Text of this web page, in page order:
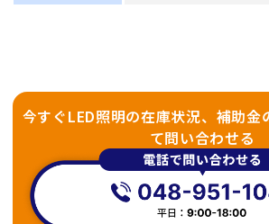
今すぐLED照明の在庫状況、補助金
て問い合わせる